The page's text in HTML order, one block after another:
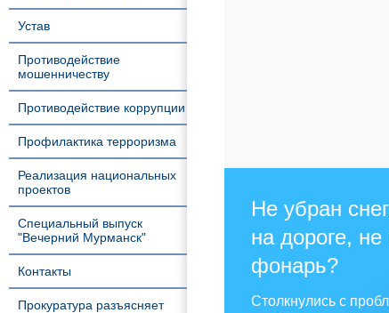
Устав
Противодействие
мошенничеству
Противодействие коррупции
Профилактика терроризма
Реализация национальных
проектов
Специальный выпуск
"Вечерний Мурманск"
Контакты
Прокуратура разъясняет
Не убран
на дороге, не
фонарь?
Столкнулись с